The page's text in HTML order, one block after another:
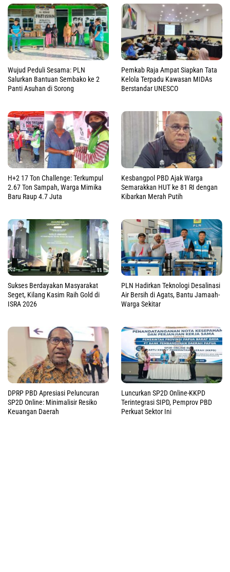
Wujud Peduli Sesama: PLN
Salurkan Bantuan Sembako ke 2
Panti Asuhan di Sorong
Pemkab Raja Ampat Siapkan Tata
Kelola Terpadu Kawasan MIDAs
Berstandar UNESCO
H+2 17 Ton Challenge: Terkumpul
2.67 Ton Sampah, Warga Mimika
Baru Raup 4.7 Juta
Kesbangpol PBD Ajak Warga
Semarakkan HUT ke 81 RI dengan
Kibarkan Merah Putih
Sukses Berdayakan Masyarakat
Seget, Kilang Kasim Raih Gold di
ISRA 2026
PLN Hadirkan Teknologi Desalinasi
Air Bersih di Agats, Bantu Jamaah-
Warga Sekitar
DPRP PBD Apresiasi Peluncuran
SP2D Online: Minimalisir Resiko
Keuangan Daerah
Luncurkan SP2D Online-KKPD
Terintegrasi SIPD, Pemprov PBD
Perkuat Sektor Ini